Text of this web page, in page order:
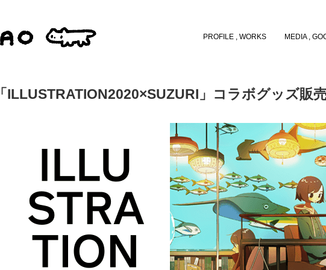
PROFILE , WORKS MEDIA ,
「ILLUSTRATION2020×SUZURI」コラボグッズ販